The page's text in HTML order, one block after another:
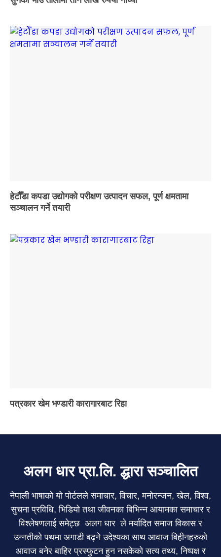
हेटौँडा कपडा उद्योगको परीक्षण उत्पादन सफल, पूर्ण क्षमतामा
सञ्चालन गर्ने तयारी
पत्रकार खेम भण्डारी कारागारबाट रिहा
अलग धार प्रा.लि. द्धारा सञ्चालित
नेपाली भाषाको यो पोर्टलले समाचार, विचार, मनोरन्जन, खेल, विश्व,
सुचना प्रविधि, भिडियो तथा जीवनका बिभिन्न आयामका समाचार र
विश्लेषणलाई समेट्छ अलग धार ले मर्यादित समाज विकास र
उन्नतीको पथमा अगाडी बढ्ने उदेश्यका साथ आवाज बिहीनहरुको
आवाज बनेर बाहिर प्रस्फुटन हुन नसकेको सत्य तथ्य, निष्पक्ष र